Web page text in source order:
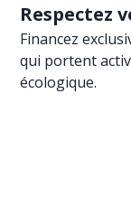
Respectez
Financez
qui portent
écologique.